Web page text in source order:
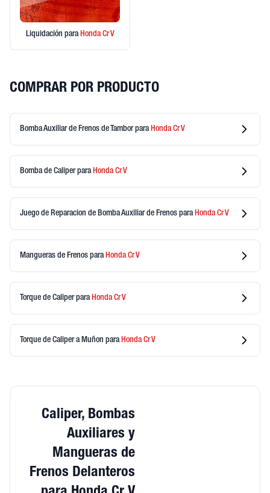
Liquidación paraHondaCr V
COMPRAR POR PRODUCTO
Bomba Auxiliar de Frenos de Tamborpara HondaCr V
Bomba de Caliperpara HondaCr V
Juego de Reparacion de Bomba Auxiliar de Frenos para HondaCr V
Mangueras de Frenos para HondaCr V
Torque de Caliperpara HondaCr V
Torque de Caliper a Muñon para HondaCr V
Caliper, Bombas
Auxiliares y
Mangueras de
Frenos Delanteros